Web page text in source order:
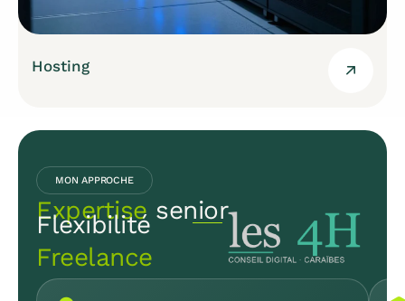
Hosting
MON APPROCHE
Expertise senior
Flexibilité
Freelance